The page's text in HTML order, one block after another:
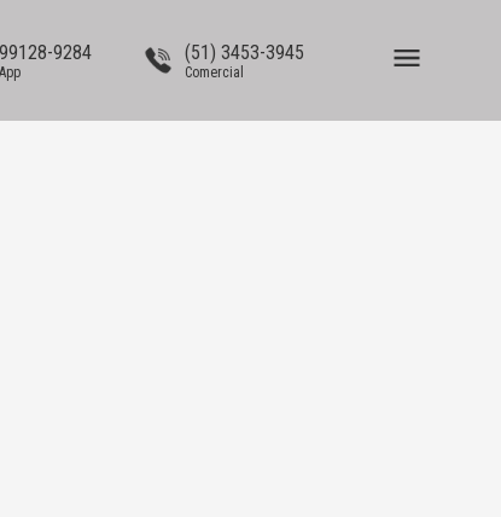
9284 (51) 3453-3945
Comercial